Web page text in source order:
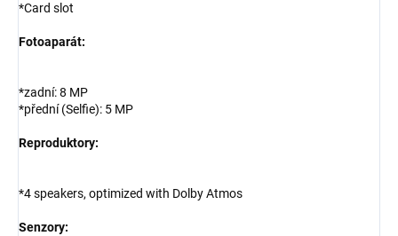
*Card slot
Fotoaparát:
*zadní: 8 MP
*přední (Selfie): 5 MP
Reproduktory:
*4 speakers, optimized with Dolby Atmos
Senzory: